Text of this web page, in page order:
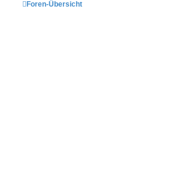
Foren-Übersicht